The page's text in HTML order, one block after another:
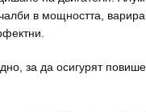
в мощността,
за да осигурят